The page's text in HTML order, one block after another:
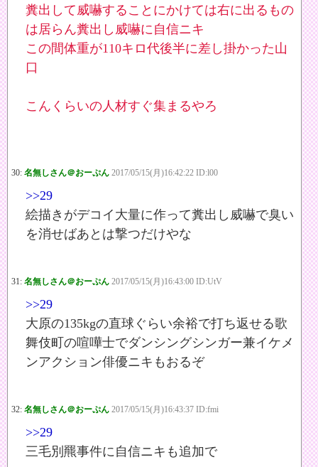
糞出して威嚇することにかけては右に出るもの
は居らん糞出し威嚇に自信ニキ
この間体重が110キロ代後半に差し掛かった山
口
こんくらいの人材すぐ集まるやろ
30: 名無しさん＠おーぷん 2017/05/15(月)16:42:22 ID:l00
>>29
絵描きがデコイ大量に作って糞出し威嚇で臭い
を消せばあとは撃つだけやな
31: 名無しさん＠おーぷん 2017/05/15(月)16:43:00 ID:UtV
>>29
大原の135kgの直球ぐらい余裕で打ち返せる歌
舞伎町の喧嘩士でダンシングシンガー兼イケメ
ンアクション俳優ニキもおるぞ
32: 名無しさん＠おーぷん 2017/05/15(月)16:43:37 ID:fmi
>>29
三毛別羆事件に自信ニキも追加で